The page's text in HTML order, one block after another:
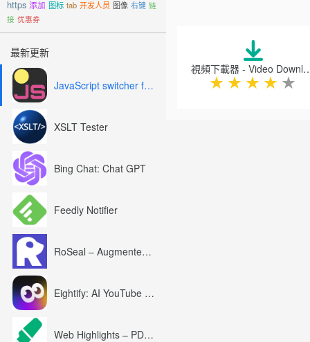
https 添加 图标 tab 开发人员 图像 右键 链
接 优惠券
最新更新
JavaScript switcher for SEO and development
XSLT Tester
Bing Chat: Chat GPT
Feedly Notifier
RoSeal – Augmented Roblox Experience
Eightify: AI YouTube Summary with ChatGPT
Web Highlights – PDF & Web Highlighter
視頻下載器 -
★ ★ ★ ★ ★